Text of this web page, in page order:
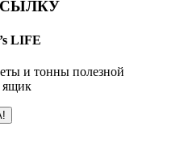
LIFE
и тонны полезной
ящик